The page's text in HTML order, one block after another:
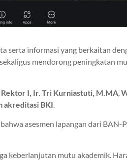
serta informasi yang berkaitan
mendorong peningkatan
I, Ir. Tri Kurniastuti, M.MA,
akreditasi BKI.
asesmen lapangan dari
keberlanjutan mutu akademik.